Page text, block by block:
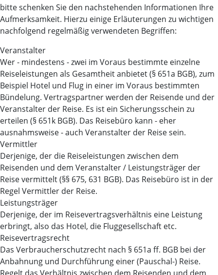
bitte schenken Sie den nachstehenden Informationen Ihre
Aufmerksamkeit. Hierzu einige Erläuterungen zu wichtigen
nachfolgend regelmäßig verwendeten Begriffen:
Veranstalter
Wer - mindestens - zwei im Voraus bestimmte einzelne
Reiseleistungen als Gesamtheit anbietet (§ 651a BGB), zum
Beispiel Hotel und Flug in einer im Voraus bestimmten
Bündelung. Vertragspartner werden der Reisende und der
Veranstalter der Reise. Es ist ein Sicherungsschein zu
erteilen (§ 651k BGB). Das Reisebüro kann - eher
ausnahmsweise - auch Veranstalter der Reise sein.
Vermittler
Derjenige, der die Reiseleistungen zwischen dem
Reisenden und dem Veranstalter / Leistungsträger der
Reise vermittelt (§§ 675, 631 BGB). Das Reisebüro ist in der
Regel Vermittler der Reise.
Leistungsträger
Derjenige, der im Reisevertragsverhältnis eine Leistung
erbringt, also das Hotel, die Fluggesellschaft etc.
Reisevertragsrecht
Das Verbraucherschutzrecht nach § 651a ff. BGB bei der
Anbahnung und Durchführung einer (Pauschal-) Reise.